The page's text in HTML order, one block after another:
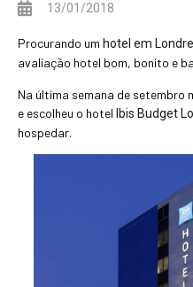
13/01/2018
Procurando um hotel em
avaliação hotel bom, bonito e
Na última semana de setembro
e escolheu o hotel Ibis Budget
hospedar.